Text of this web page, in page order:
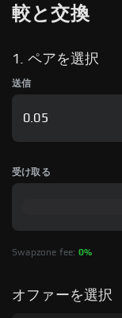
較と交換
1. ペアを選択
送信
受け取る
Swapzone fee: 0%
オファーを選択